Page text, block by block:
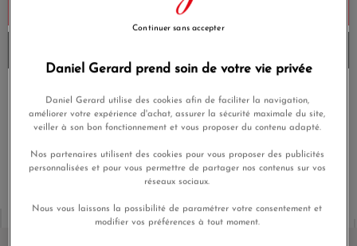
Ajouter au panier
Livraison gratuite
Payez en 4x ou 10x
sans frais
Paiement sécurisé
remboursé
Daniel Gerard prend soin de votre vie privée
Daniel Gerard utilise des cookies afin de faciliter la navigation,
améliorer votre expérience d'achat, assurer la sécurité maximale du site,
veiller à son bon fonctionnement et vous proposer du contenu adapté.
Nos partenaires utilisent des cookies pour vous proposer des publicités
personnalisées et pour vous permettre de partager nos contenus sur vos
réseaux sociaux.
Nous vous laissons la possibilité de paramétrer votre consentement et
modifier vos préférences à tout moment.
Continuer sans accepter